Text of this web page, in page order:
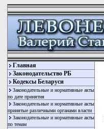
Главная
Законодательство РБ
Кодексы Беларуси
Законодательные и нормативные акты
по дате принятия
Законодательные и нормативные акты
принятые различными органами власти
Законодательные и нормативные акты
по темам